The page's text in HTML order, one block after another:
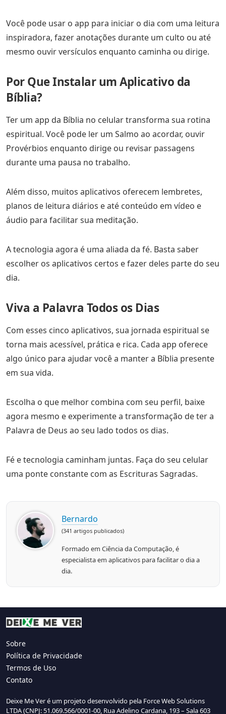
Você pode usar o app para iniciar o dia com uma leitura
inspiradora, fazer anotações durante um culto ou até
mesmo ouvir versículos enquanto caminha ou dirige.
Por Que Instalar um Aplicativo da
Bíblia?
Ter um app da Bíblia no celular transforma sua rotina
espiritual. Você pode ler um Salmo ao acordar, ouvir
Provérbios enquanto dirige ou revisar passagens
durante uma pausa no trabalho.
Além disso, muitos aplicativos oferecem lembretes,
planos de leitura diários e até conteúdo em vídeo e
áudio para facilitar sua meditação.
A tecnologia agora é uma aliada da fé. Basta saber
escolher os aplicativos certos e fazer deles parte do seu
dia.
Viva a Palavra Todos os Dias
Com esses cinco aplicativos, sua jornada espiritual se
torna mais acessível, prática e rica. Cada app oferece
algo único para ajudar você a manter a Bíblia presente
em sua vida.
Escolha o que melhor combina com seu perfil, baixe
agora mesmo e experimente a transformação de ter a
Palavra de Deus ao seu lado todos os dias.
Fé e tecnologia caminham juntas. Faça do seu celular
uma ponte constante com as Escrituras Sagradas.
Bernardo
(341 artigos publicados)
Formado em Ciência da Computação, é
especialista em aplicativos para facilitar o dia a
dia.
Sobre
Política de Privacidade
Termos de Uso
Contato
Deixe Me Ver é um projeto desenvolvido pela Force Web Solutions
LTDA (CNPJ: 51.069.566/0001-00, Rua Adelino Cardana, 193 – Sala 603